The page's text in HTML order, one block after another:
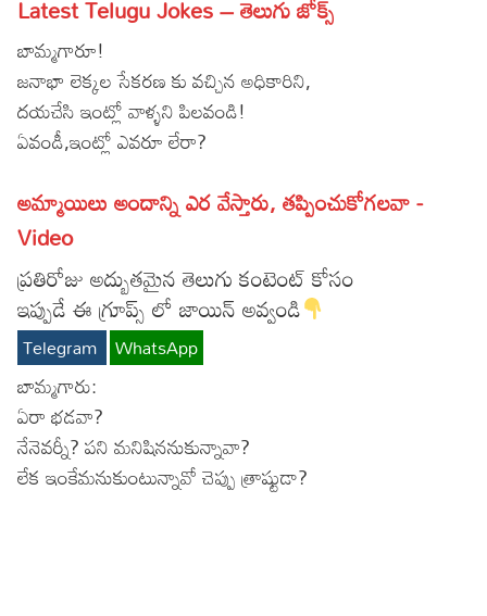
Movie Reviews
Food
Articles
Facts
Devotional
Christianity
Hinduism
Hindi
Lyrics in Hindi – Devotional Songs
Lyrics in Hindi – Movie Songs
Tamil
Lyrics in Tamil – Devotional Songs
Lyrics in Tamil – Movie Songs
Kannada
Lyrics in Kannada – Movie Songs
Latest Telugu Jokes – తెలుగు జోక్స్
బామ్మగారూ!
జనాభా లెక్కల సేకరణ కు వచ్చిన అధికారిని,
దయచేసి ఇంట్లో వాళ్ళని పిలవండి!
ఏవండీ,ఇంట్లో ఎవరూ లేరా?
అమ్మాయిలు అందాన్ని ఎర వేస్తారు, తప్పించుకోగలవా -
Video
ప్రతిరోజు అద్బుతమైన తెలుగు కంటెంట్ కోసం
ఇప్పుడే ఈ గ్రూప్స్ లో జాయిన్ అవ్వండి
Telegram WhatsApp
బామ్మగారు:
ఏరా భడవా?
నేనెవర్నీ? పని మనిషిననుకున్నావా?
లేక ఇంకేమనుకుంటున్నావో చెప్పు త్రాష్టుడా?